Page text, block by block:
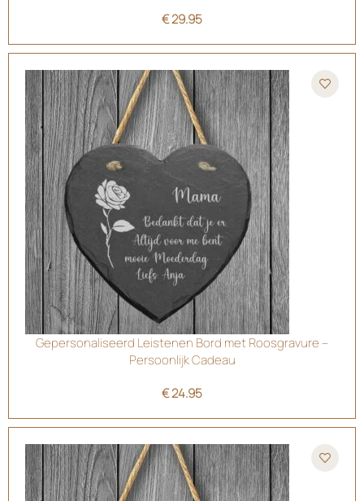
€29.95
Gepersonaliseerd Leistenen Bord met Roosgravure –
Persoonlijk Cadeau
€24.95